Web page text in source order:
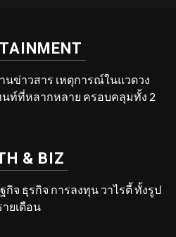
นข่าวสาร เหตุการณ์ในแวดวง
นท์ที่หลากหลาย ครอบคลุมทั้ง 2
& BIZ
กิจ ธุรกิจ การลงทุน วาไรตี้ ทั้งรูป
ยเดือน